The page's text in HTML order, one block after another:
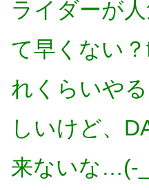
ライダーが
て早くない
れくらいや
しいけど、
来ないな…(-